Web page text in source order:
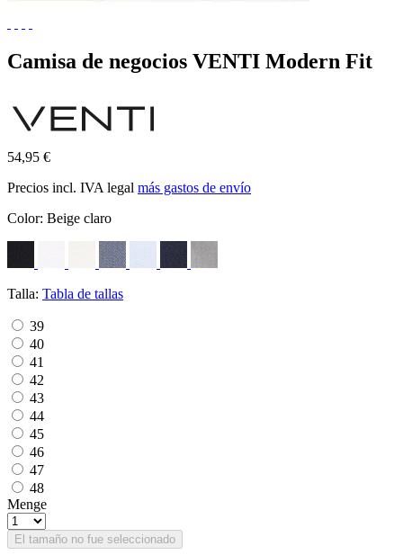
Camisa de negocios VENTI Modern Fit
54,95 €
Precios incl. IVA legal más gastos de envío
Color: Beige claro
Talla: Tabla de tallas
39
40
41
42
43
44
45
46
47
48
Menge
El tamaño no fue seleccionado